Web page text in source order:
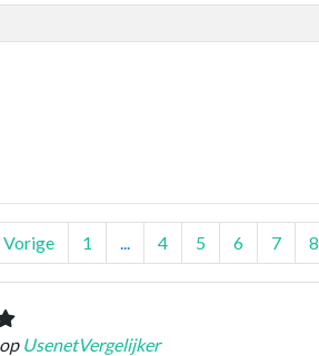
Vorige 1 4 5 6 7 8
UsenetVergelijker